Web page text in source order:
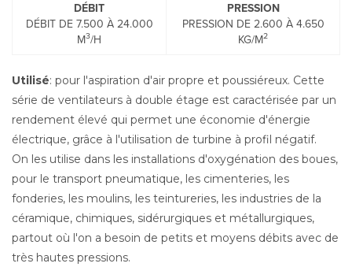
DÉBIT
DÉBIT DE 7.500 À 24.000
M3/H
PRESSION
PRESSION DE 2.600 À 4.650
KG/M2
Utilisé: pour l'aspiration d'air propre et poussiéreux. Cette
série de ventilateurs à double étage est caractérisée par un
rendement élevé qui permet une économie d'énergie
électrique, grâce à l'utilisation de turbine à profil négatif.
On les utilise dans les installations d'oxygénation des boues,
pour le transport pneumatique, les cimenteries, les
fonderies, les moulins, les teintureries, les industries de la
céramique, chimiques, sidérurgiques et métallurgiques,
partout où l'on a besoin de petits et moyens débits avec de
très hautes pressions.